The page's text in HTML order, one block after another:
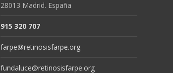
28013 Madrid. España
915 320 707
farpe@retinosisfarpe.org
fundaluce@retinosisfarpe.org